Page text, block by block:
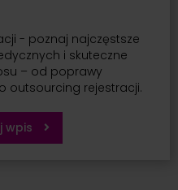
- poznaj najczęstsze
i skuteczne
– od poprawy
outsourcing rejestracji.
wpis